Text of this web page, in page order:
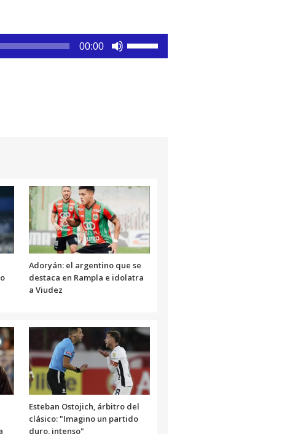
00:00
el
Adoryán: el argentino que se
destaca en Rampla e idolatra
a Viudez
Esteban Ostojich, árbitro del
clásico: "Imagino un partido
duro, intenso"